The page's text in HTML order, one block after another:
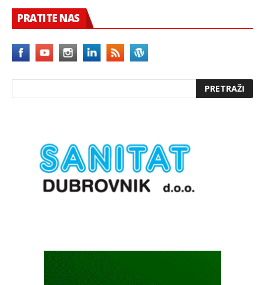
PRATITE NAS